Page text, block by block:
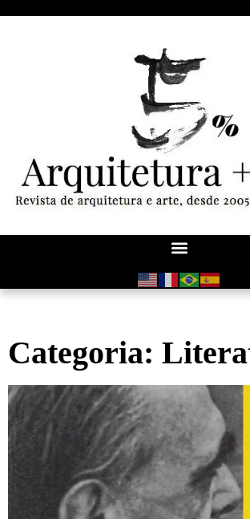
Categoria: